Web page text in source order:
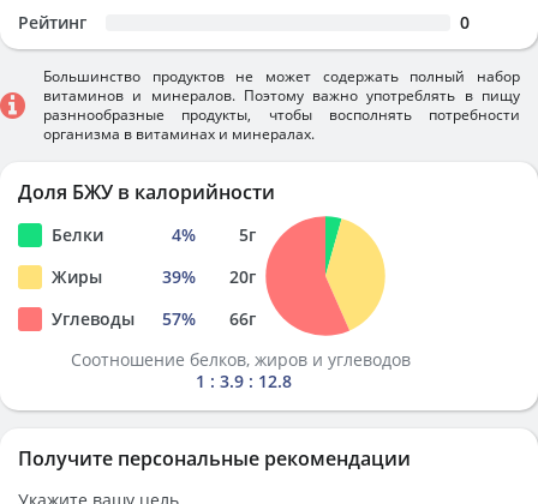
Рейтинг 0
Большинство продуктов не может содержать полный набор
витаминов и минералов. Поэтому важно употреблять в пищу
разннообразные продукты, чтобы восполнять потребности
организма в витаминах и минералах.
Доля БЖУ в калорийности
Белки 4% 5г
Жиры
39% 20г
Углеводы
57% 66г
Соотношение белков, жиров и углеводов
1 : 3.9 : 12.8
Получите персональные рекомендации